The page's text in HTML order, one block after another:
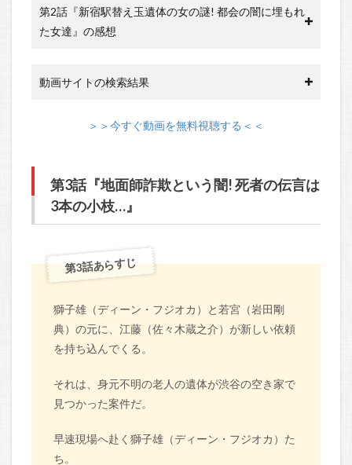
第2話『新宿駅替え玉遺体の女の謎! 都会の闇に埋もれ
た女達』の感想
動画サイトの検索結果
＞＞今すぐ動画を無料視聴する＜＜
第3話『地面師詐欺という闇! 死者の伝言は
3本の小枝…』
第3話あらすじ
獅子雄（ディーン・フジオカ）と若宮（岩田剛
典）の元に、江藤（佐々木蔵之介）が新しい依頼
を持ち込んでくる。
それは、身元不明の老人の遺体が渋谷の空き家で
見つかった案件だ。
早速現場へ赴く獅子雄（ディーン・フジオカ）た
ち。